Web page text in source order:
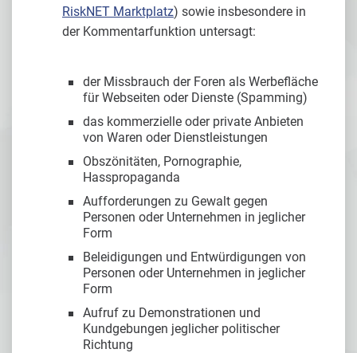
RiskNET Marktplatz) sowie insbesondere in
der Kommentarfunktion untersagt:
der Missbrauch der Foren als Werbefläche
für Webseiten oder Dienste (Spamming)
das kommerzielle oder private Anbieten
von Waren oder Dienstleistungen
Obszönitäten, Pornographie,
Hasspropaganda
Aufforderungen zu Gewalt gegen
Personen oder Unternehmen in jeglicher
Form
Beleidigungen und Entwürdigungen von
Personen oder Unternehmen in jeglicher
Form
Aufruf zu Demonstrationen und
Kundgebungen jeglicher politischer
Richtung